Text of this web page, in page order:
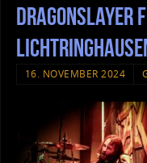
Dragonslayer
16. NOVEMBER 2024